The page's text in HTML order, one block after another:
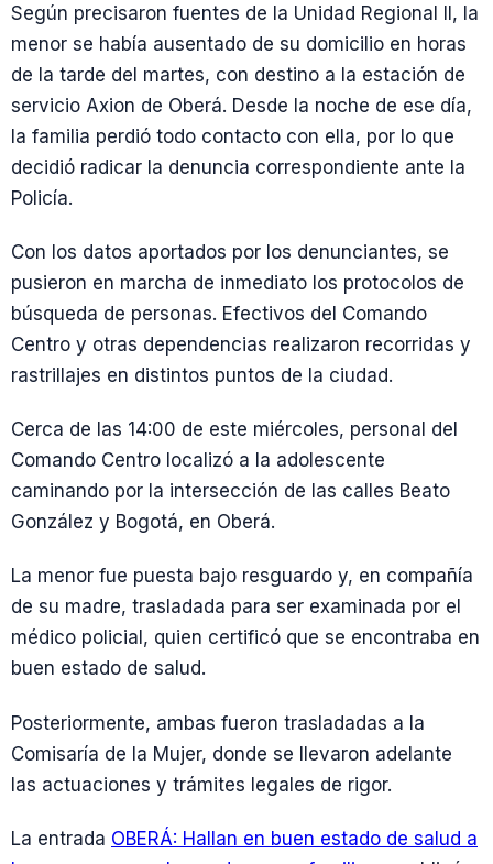
Según precisaron fuentes de la Unidad Regional II, la
menor se había ausentado de su domicilio en horas
de la tarde del martes, con destino a la estación de
servicio Axion de Oberá. Desde la noche de ese día,
la familia perdió todo contacto con ella, por lo que
decidió radicar la denuncia correspondiente ante la
Policía.
Con los datos aportados por los denunciantes, se
pusieron en marcha de inmediato los protocolos de
búsqueda de personas. Efectivos del Comando
Centro y otras dependencias realizaron recorridas y
rastrillajes en distintos puntos de la ciudad.
Cerca de las 14:00 de este miércoles, personal del
Comando Centro localizó a la adolescente
caminando por la intersección de las calles Beato
González y Bogotá, en Oberá.
La menor fue puesta bajo resguardo y, en compañía
de su madre, trasladada para ser examinada por el
médico policial, quien certificó que se encontraba en
buen estado de salud.
Posteriormente, ambas fueron trasladadas a la
Comisaría de la Mujer, donde se llevaron adelante
las actuaciones y trámites legales de rigor.
La entrada OBERÁ: Hallan en buen estado de salud a